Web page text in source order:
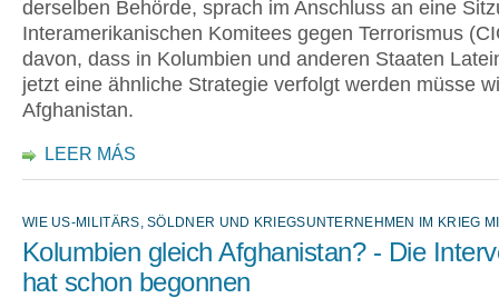
derselben Behörde, sprach im Anschluss an eine
Interamerikanischen Komitees gegen Terrorismus
davon, dass in Kolumbien und anderen Staaten
jetzt eine ähnliche Strategie verfolgt werden müsse
Afghanistan.
LEER MÁS
WIE US-MILITÄRS, SÖLDNER UND KRIEGSUNTERNEHMEN IM KRIEG
Kolumbien gleich Afghanistan? - Die
hat schon begonnen